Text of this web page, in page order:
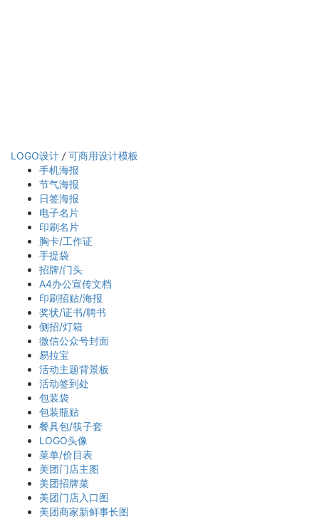
LOGO设计 / 可商用设计模板
手机海报
节气海报
日签海报
电子名片
印刷名片
胸卡/工作证
手提袋
招牌/门头
A4办公宣传文档
印刷招贴/海报
奖状/证书/聘书
侧招/灯箱
微信公众号封面
易拉宝
活动主题背景板
活动签到处
包装袋
包装瓶贴
餐具包/筷子套
LOGO头像
菜单/价目表
美团门店主图
美团招牌菜
美团门店入口图
美团商家新鲜事长图